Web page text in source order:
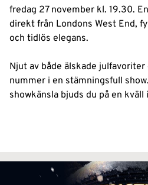
fredag 27 november kl. 19.30.
direkt från Londons West End,
och tidlös elegans.
Njut av både älskade
nummer i en stämningsfull
showkänsla bjuds du på en